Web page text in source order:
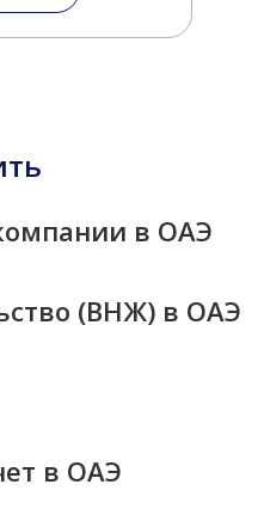
в ОАЭ
(ВНЖ) в ОАЭ
в ОАЭ